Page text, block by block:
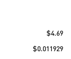
$4.69
$0.011929